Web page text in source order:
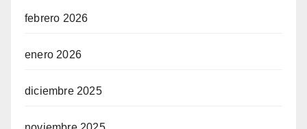
febrero 2026
enero 2026
diciembre 2025